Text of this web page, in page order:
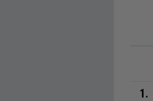
1.